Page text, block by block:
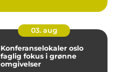
03. aug
Konferanselokaler oslo
faglig fokus i grønne
omgivelser